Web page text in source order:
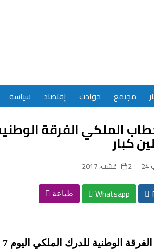
مجتمع حوادث إقتصاد سياسة
الملكي الفرقة
كبار
2 غشت، 2017
Whatsapp طباعة
للدرك الملكي اليوم 7 مدراء جهويين للتربية و التكوين.